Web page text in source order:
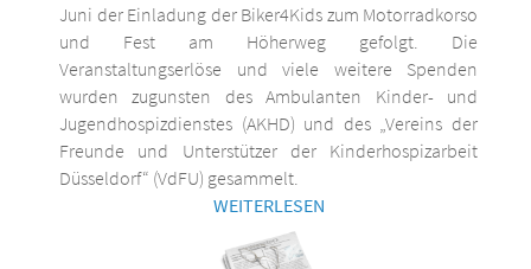
Juni der Einladung der Biker4Kids zum Motorradkorso
und Fest am Höherweg gefolgt. Die
Veranstaltungserlöse und viele weitere Spenden
wurden zugunsten des Ambulanten Kinder- und
Jugendhospizdienstes (AKHD) und des „Vereins der
Freunde und Unterstützer der Kinderhospizarbeit
Düsseldorf“ (VdFU) gesammelt.
WEITERLESEN